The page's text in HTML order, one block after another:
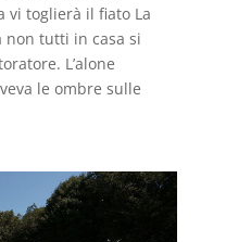
vi toglierà il fiato La
non tutti in casa si
L’alone
le ombre sulle